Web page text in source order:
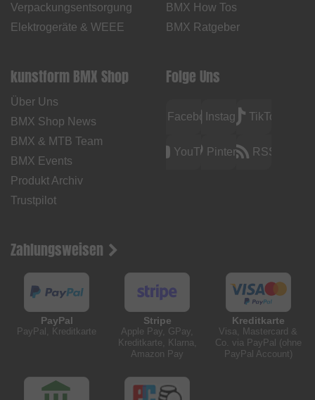
Verpackungsentsorgung
Elektrogeräte & WEEE
BMX How Tos
BMX Ratgeber
kunstform BMX Shop
Über Uns
BMX Shop News
BMX & MTB Team
BMX Events
Produkt Archiv
Trustpilot
Folge Uns
FacebookInstagramTikTok
YouTubePinterest RSS
Zahlungsweisen
PayPal
PayPal, Kreditkarte
Stripe
Apple Pay, GPay,
Kreditkarte, Klarna,
Amazon Pay
Kreditkarte
Visa, Mastercard &
Co. via PayPal (ohne
PayPal Account)